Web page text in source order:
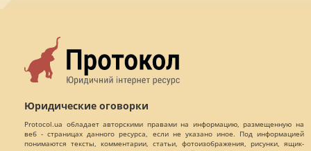
Юридические оговорки
Protocol.ua обладает авторскими правами на информацию, размещенную на
веб - страницах данного ресурса, если не указано иное. Под информацией
понимаются тексты, комментарии, статьи, фотоизображения, рисунки, ящик-